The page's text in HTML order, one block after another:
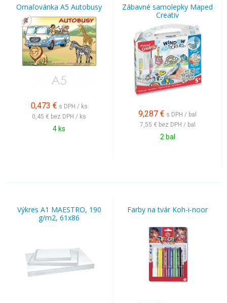
Omaľovánka A5 Autobusy
0,473 € s DPH / ks
0,45 € bez DPH / ks
4 ks
Zábavné samolepky Maped
Creativ
9,287 € s DPH / bal
7,55 € bez DPH / bal
2 bal
Výkres A1 MAESTRO, 190
g/m2, 61x86
Farby na tvár Koh-i-noor